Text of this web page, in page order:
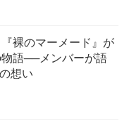
裸のマーメード』が
語──メンバーが語
想い